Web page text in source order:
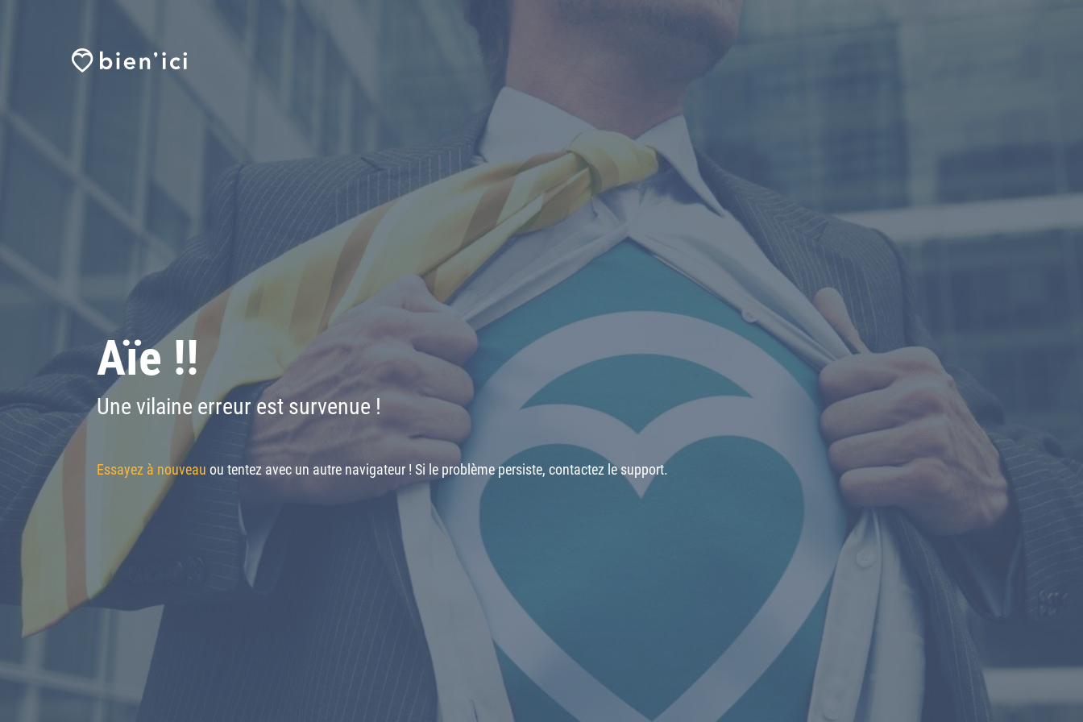
Aïe !!
Une vilaine erreur est survenue !
Essayez à nouveau ou tentez avec un autre navigateur ! Si le problème persiste, contactez le support.